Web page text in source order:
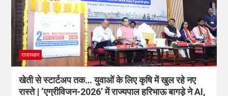
राजस्थान
खेती से स्टार्टअप तक… युवाओं के लिए कृषि में खुल रहे नए
रास्ते | ‘एग्रीविजन-2026’ में राज्यपाल हरिभाऊ बागड़े ने AI,